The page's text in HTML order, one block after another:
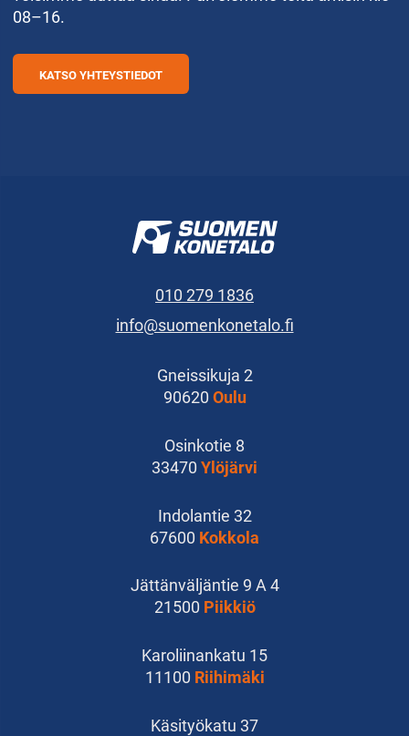
08–16.
KATSO YHTEYSTIEDOT
010 279 1836
info@suomenkonetalo.fi
Gneissikuja 2
90620 Oulu
Osinkotie 8
33470 Ylöjärvi
Indolantie 32
67600 Kokkola
Jättänväljäntie 9 A 4
21500 Piikkiö
Karoliinankatu 15
11100 Riihimäki
Käsityökatu 37